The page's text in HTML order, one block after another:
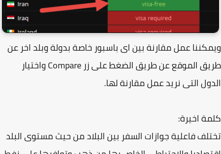
عمل مقارنة بين اى باسبور خاصة بدولة وبلد اخر عن
طريق الموقع عن طريق الضغط على زر Compare واختيار
التى نريد عمل مقارنة لها.
اخيرة:
فاعلية جوازات السفر بين البلاد من حيث مستوى البلد